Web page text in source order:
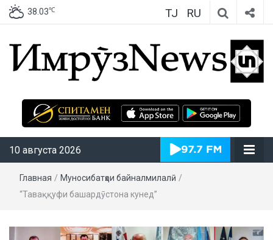
38.03℃ TJ RU
ИмрӯзNews
10 августа 2026
Главная / Муносибатҳои байналмилалӣ /
“Таваққуфи башардӯстона кунед”